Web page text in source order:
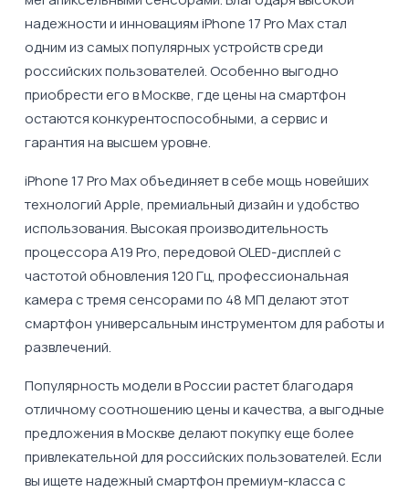
надежности и инновациям iPhone 17 Pro Max стал
одним из самых популярных устройств среди
российских пользователей. Особенно выгодно
приобрести его в Москве, где цены на смартфон
остаются конкурентоспособными, а сервис и
гарантия на высшем уровне.
iPhone 17 Pro Max объединяет в себе мощь новейших
технологий Apple, премиальный дизайн и удобство
использования. Высокая производительность
процессора A19 Pro, передовой OLED-дисплей с
частотой обновления 120 Гц, профессиональная
камера с тремя сенсорами по 48 МП делают этот
смартфон универсальным инструментом для работы и
развлечений.
Популярность модели в России растет благодаря
отличному соотношению цены и качества, а выгодные
предложения в Москве делают покупку еще более
привлекательной для российских пользователей. Если
вы ищете надежный смартфон премиум-класса с